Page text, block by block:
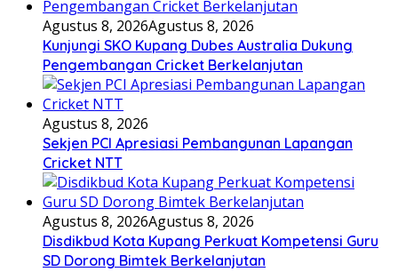
Agustus 8, 2026Agustus 8, 2026
Kunjungi SKO Kupang Dubes Australia Dukung
Pengembangan Cricket Berkelanjutan
Agustus 8, 2026
Sekjen PCI Apresiasi Pembangunan Lapangan
Cricket NTT
Agustus 8, 2026Agustus 8, 2026
Disdikbud Kota Kupang Perkuat Kompetensi Guru
SD Dorong Bimtek Berkelanjutan